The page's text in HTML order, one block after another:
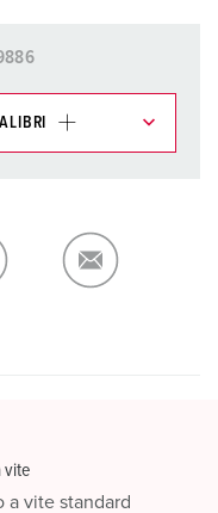
vite
a vite standard